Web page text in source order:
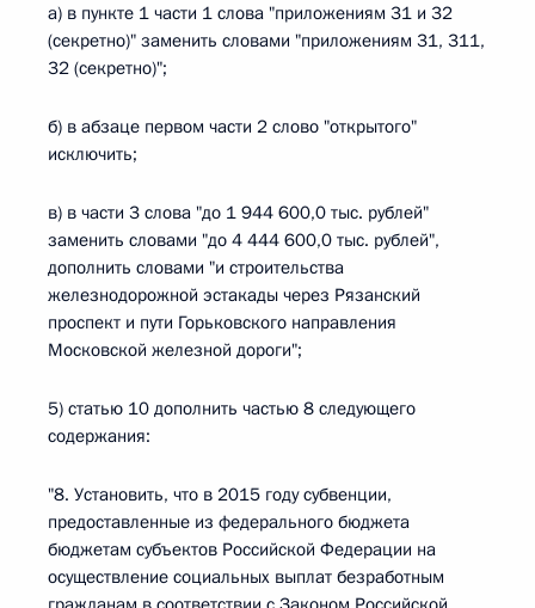
а) в пункте 1 части 1 слова "приложениям 31 и 32
(секретно)" заменить словами "приложениям 31, 311,
32 (секретно)";
б) в абзаце первом части 2 слово "открытого"
исключить;
в) в части 3 слова "до 1 944 600,0 тыс. рублей"
заменить словами "до 4 444 600,0 тыс. рублей",
дополнить словами "и строительства
железнодорожной эстакады через Рязанский
проспект и пути Горьковского направления
Московской железной дороги";
5) статью 10 дополнить частью 8 следующего
содержания:
"8. Установить, что в 2015 году субвенции,
предоставленные из федерального бюджета
бюджетам субъектов Российской Федерации на
осуществление социальных выплат безработным